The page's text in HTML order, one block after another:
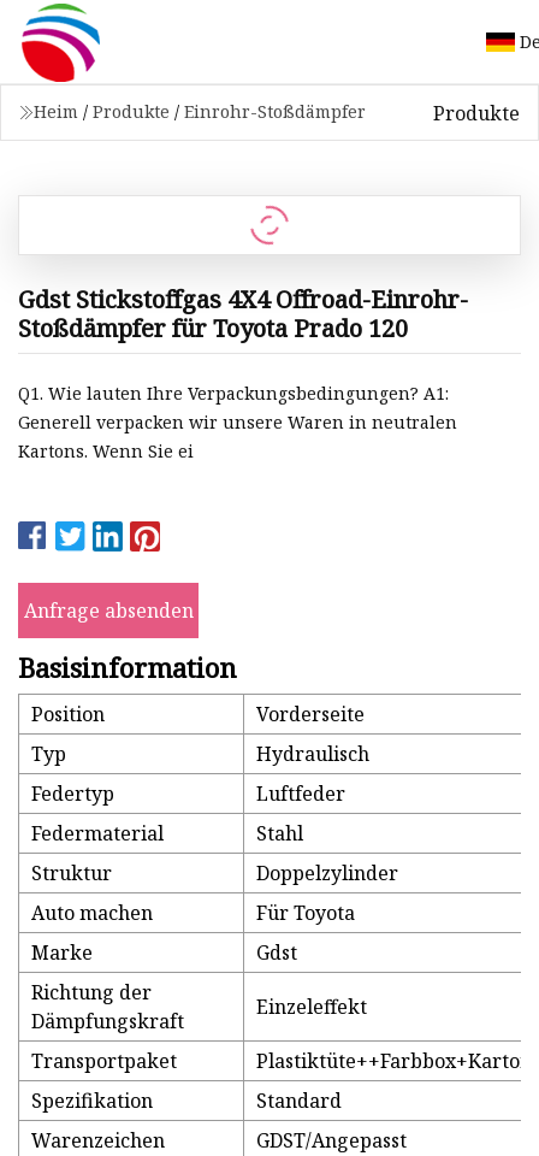
Heim / Produkte / Einrohr-Stoßdämpfer Produkte
Gdst Stickstoffgas 4X4 Offroad-Einrohr-
Stoßdämpfer für Toyota Prado 120
Q1. Wie lauten Ihre Verpackungsbedingungen? A1:
Generell verpacken wir unsere Waren in neutralen
Kartons. Wenn Sie ei
Anfrage absenden
Basisinformation
Position
Vorderseite
Typ
Hydraulisch
Federtyp
Luftfeder
Federmaterial
Stahl
Struktur
Doppelzylinder
Auto machen
Für Toyota
Marke
Gdst
Richtung der
Dämpfungskraft
Einzeleffekt
Transportpaket
Plastiktüte++Farbbox+Karton
Spezifikation
Standard
Warenzeichen
GDST/Angepasst